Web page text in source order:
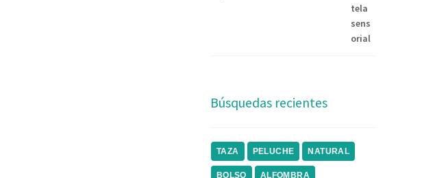
Búsquedas recientes
TAZA PELUCHE NATURAL
BOLSO ALFOMBRA